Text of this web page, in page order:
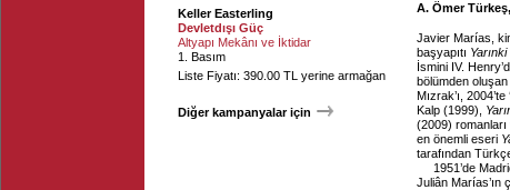
Keller Easterling
Devletdışı Güç
Altyapı Mekânı ve İktidar
1. Basım
Liste Fiyatı: 390.00 TL yerine armağan
Diğer kampanyalar için
A. Ömer
Javier Marías,
başyapıtı
İsmini IV.
bölümden oluşan
Mızrak’ı,
Kalp (1999),
(2009) romanları
en önemli eseri
tarafından
1951’de
Juliân Marías’ın